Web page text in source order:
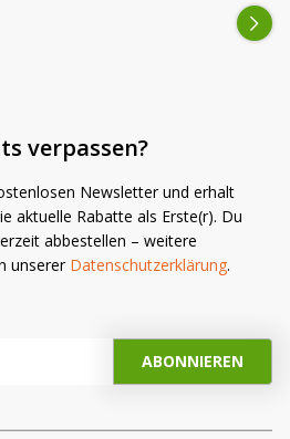
verpassen?
Newsletter und erhalt
aktuelle Rabatte als Erste(r). Du
abbestellen – weitere
unserer Datenschutzerklärung.